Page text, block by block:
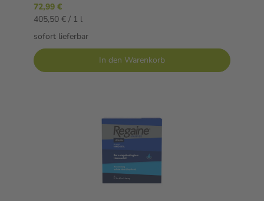
72,99 €
405,50 € / 1 l
sofort lieferbar
In den Warenkorb